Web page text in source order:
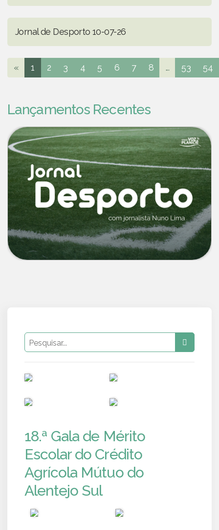
Jornal de Desporto 10-07-26
« 1 2 3 4 5 6 7 8 ... 53 54
Lançamentos Recentes
18.ª Gala de Mérito
Escolar do Crédito
Agrícola Mútuo do
Alentejo Sul